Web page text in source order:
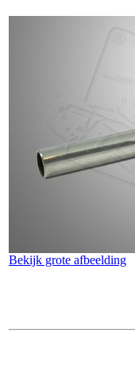
Bekijk grote afbeelding